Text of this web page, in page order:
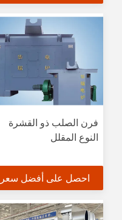
فرن الصلب ذو القشرة
النوع المقلل
احصل على أفضل سعر